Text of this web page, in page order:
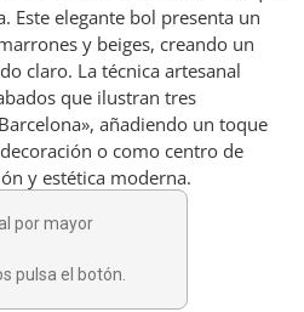
Este elegante bol presenta un
y beiges, creando un
claro. La técnica artesanal
que ilustran tres
añadiendo un toque
o como centro de
y estética moderna.
por mayor
pulsa el botón.